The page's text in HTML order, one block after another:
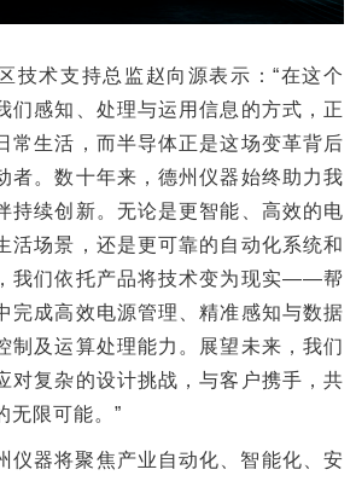
术支持总监赵向源表示：“在这个
们感知、处理与运用信息的方式，正
常生活，而半导体正是这场变革背后
者。数十年来，德州仪器始终助力我
持续创新。无论是更智能、高效的电
活场景，还是更可靠的自动化系统和
我们依托产品将技术变为现实——帮
完成高效电源管理、精准感知与数据
制及运算处理能力。展望未来，我们
对复杂的设计挑战，与客户携手，共
无限可能。”
器将聚焦产业自动化、智能化、安